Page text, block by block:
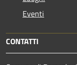
Eventi
CONTATTI